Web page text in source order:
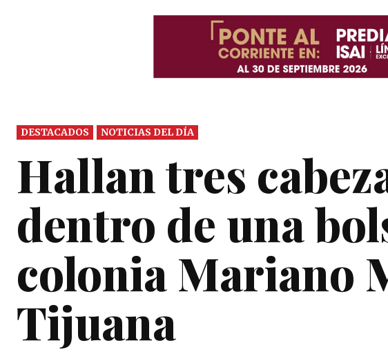
DESTACADOS NOTICIAS DEL DÍA
Hallan tres
dentro de una
colonia Mariano
Tijuana